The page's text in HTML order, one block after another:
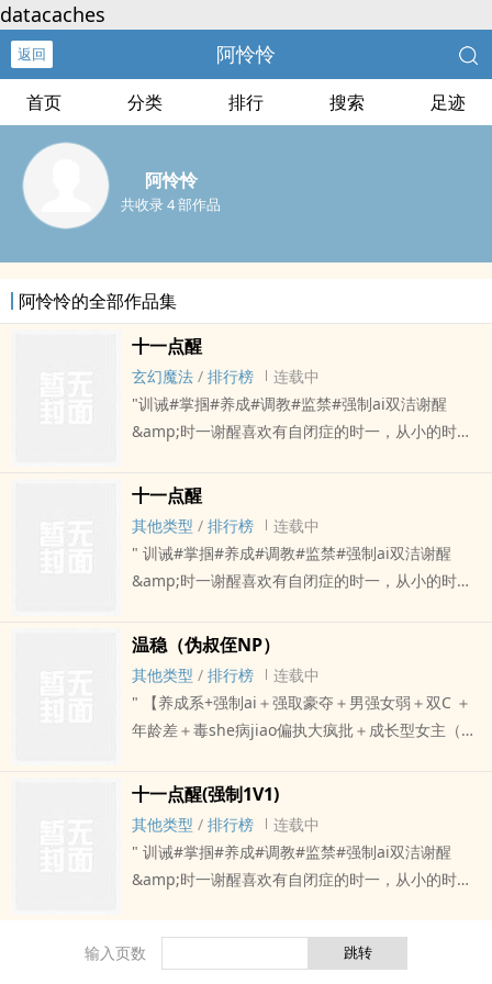
datacaches
返回 阿怜怜
首页 分类 排行 搜索 足迹
阿怜怜
共收录 4 部作品
阿怜怜的全部作品集
十一点醒
玄幻魔法 / 排行榜
连载中
"训诫#掌掴#养成#调教#监禁#强制ai双洁谢醒
&amp;时一谢醒喜欢有自闭症的时一，从小的时候
默的xing格、潜藏固执的反叛满足了谢醒十足的掌
控yu。她的每一次挣扎都是谢醒降临他惩罚的依
据，她同一只被谢醒摁住翅膀的荆棘鸟，越是挣
扎，勒jin血rou的结就越jin。Chapter1：谢醒很清
楚的记得那天：时一对自己期待又怯弱地开kou：
深意的打量着她表qing上闪烁的琉璃……殊不知手
里早已拿起了那把檀黑se的戒尺，他早该猜到会有
这么一天。百般呵护着的幼鸟，一再chu碰着他的
底线，固执的向往蓝天。良久、他一字一顿dao：
——你很有勇气，时一！——你最近的行为让我很
不满意。——手抬起来，别让我重复第二遍。注：
男主抖S，对她的ai偏执、强势、拧ba，不许任何人
染指。qing节nei容偏暗黑nueshen/心。但也有至
￣▽￣)?如果您认为《十一点醒》写得不错，请给您
十一点醒
其他类型 / 排行榜
连载中
" 训诫#掌掴#养成#调教#监禁#强制ai双洁谢醒
&amp;时一谢醒喜欢有自闭症的时一，从小的时候
默的xing格、潜藏固执的反叛满足了谢醒十足的掌
控yu。她的每一次挣扎都是谢醒降临他惩罚的依
据，她同一只被谢醒摁住翅膀的荆棘鸟，越是挣
扎，勒jin血rou的结就越jin。Chapter1：谢醒很清
楚的记得那天：时一对自己期待又怯弱地开kou：
深意的打量着她表qing上闪烁的琉璃……殊不知手
里早已拿起了那把檀黑se的戒尺，他早该猜到会有
这么一天。百般呵护着的幼鸟，一再chu碰着他的
底线，固执的向往蓝天。良久、他一字一顿dao：
——你很有勇气，时一！——你最近的行为让我很
不满意。——手抬起来，别让我重复第二遍。注：
温稳（伪叔侄NP）
其他类型 / 排行榜
连载中
" 【养成系+强制ai＋强取豪夺＋男强女弱＋双C ＋
年龄差＋毒she病jiao偏执大疯批＋成长型女主（不
禁前期男主心狠手辣，直到温稳私奔后被抓回，他
们才发现无论怎样对待她。那个曾经乖巧的女孩都
不会回tou。他觉得自己像条狗一样摇着尾ba。妄
想得到她的垂怜。呵～狗还能tiantian主人的手指，
而他连轻微的靠近都不配。这是一篇“武打”小说。上
———————————————女主：温稳男
主：佐森、佐乔、佐伊超萌ruan乖又叛逆的妹宝VS
十一点醒(强制1V1)
其他类型 / 排行榜
连载中
" 训诫#掌掴#养成#调教#监禁#强制ai双洁谢醒
&amp;时一谢醒喜欢有自闭症的时一，从小的时候
默的xing格、潜藏固执的反叛满足了谢醒十足的掌
控yu。她的每一次挣扎都是谢醒降临他惩罚的依
输入页数